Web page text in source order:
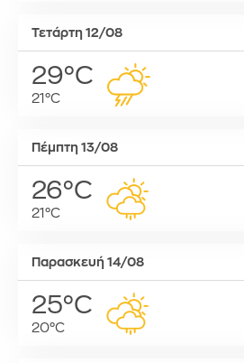
Τετάρτη 12/08
29°C
21°C
Πέμπτη 13/08
26°C
21°C
Παρασκευή 14/08
25°C
20°C